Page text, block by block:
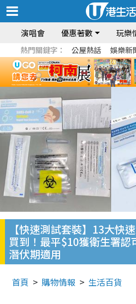
演唱會 優惠著數 玩樂
熱門關鍵字： 公屋熱話 娛樂新
【快速測試套裝】13大快
買到！最平$10獲衛生署
潛伏期適用
首頁 購物情報 生活百貨